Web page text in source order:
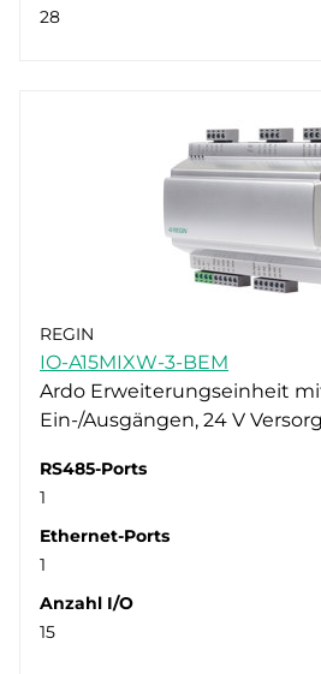
28
REGIN
IO-A15MIXW-3-BEM
Ardo Erweiterungseinheit
Ein-/Ausgängen, 24 V
RS485-Ports
1
Ethernet-Ports
1
Anzahl I/O
15